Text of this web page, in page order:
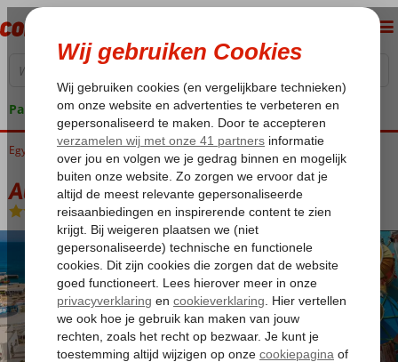
Pakketgarantie
Home
Egypte Rode Zee Hurghada Hurghada-Stad Aladdin Beach
Aladdin Beach
All Inclusive- Hotel